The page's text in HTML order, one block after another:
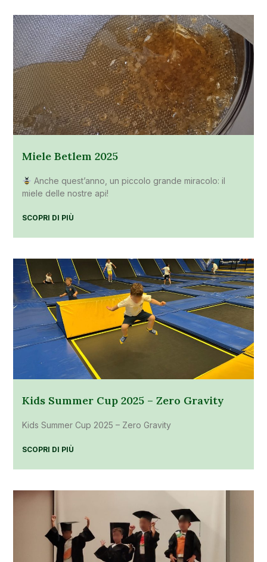
Miele Betlem 2025
Anche quest’anno, un piccolo grande miracolo: il
miele delle nostre api!
SCOPRI DI PIÙ
Kids Summer Cup 2025 – Zero Gravity
Kids Summer Cup 2025 – Zero Gravity
SCOPRI DI PIÙ